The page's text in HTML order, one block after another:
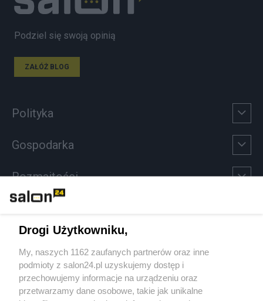
Podziel się swoją opinią
ZAŁÓŻ BLOG
Polityka
Gospodarka
Rozmaitości
Sport
Społeczeństwo
Drogi Użytkowniku,
My, naszych 1162 zaufanych partnerów oraz inne
podmioty z salon24.pl uzyskujemy dostęp i
przechowujemy informacje na urządzeniu oraz
przetwarzamy dane osobowe, takie jak unikalne